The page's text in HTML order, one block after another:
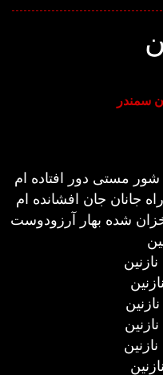
سمندر
مستی دور افتاده ام
جانان جان افشانده ام
شده بهار آرزودوست